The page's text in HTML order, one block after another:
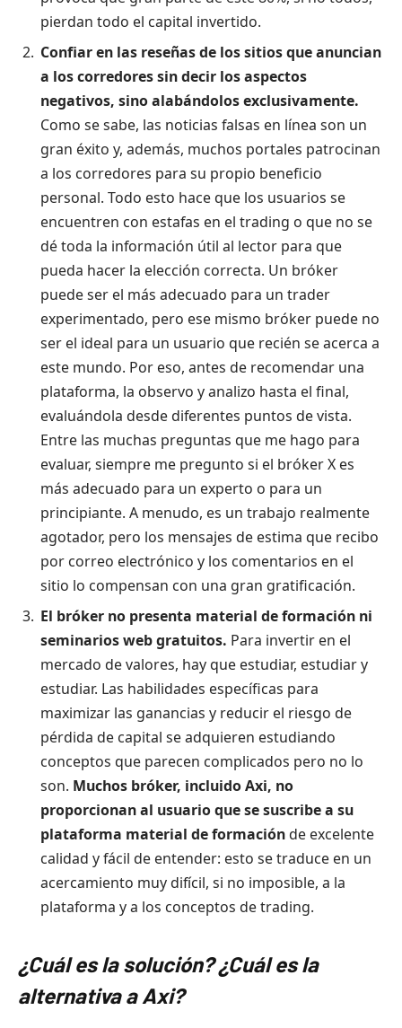
pierdan todo el capital invertido.
Confiar en las reseñas de los sitios que anuncian
a los corredores sin decir los aspectos
negativos, sino alabándolos exclusivamente.
Como se sabe, las noticias falsas en línea son un
gran éxito y, además, muchos portales patrocinan
a los corredores para su propio beneficio
personal. Todo esto hace que los usuarios se
encuentren con estafas en el trading o que no se
dé toda la información útil al lector para que
pueda hacer la elección correcta. Un bróker
puede ser el más adecuado para un trader
experimentado, pero ese mismo bróker puede no
ser el ideal para un usuario que recién se acerca a
este mundo. Por eso, antes de recomendar una
plataforma, la observo y analizo hasta el final,
evaluándola desde diferentes puntos de vista.
Entre las muchas preguntas que me hago para
evaluar, siempre me pregunto si el bróker X es
más adecuado para un experto o para un
principiante. A menudo, es un trabajo realmente
agotador, pero los mensajes de estima que recibo
por correo electrónico y los comentarios en el
sitio lo compensan con una gran gratificación.
El bróker no presenta material de formación ni
seminarios web gratuitos. Para invertir en el
mercado de valores, hay que estudiar, estudiar y
estudiar. Las habilidades específicas para
maximizar las ganancias y reducir el riesgo de
pérdida de capital se adquieren estudiando
conceptos que parecen complicados pero no lo
son. Muchos bróker, incluido Axi, no
proporcionan al usuario que se suscribe a su
plataforma material de formaciónde excelente
calidad y fácil de entender: esto se traduce en un
acercamiento muy difícil, si no imposible, a la
plataforma y a los conceptos de trading.
¿Cuál es la solución? ¿Cuál es la
alternativa aAxi?